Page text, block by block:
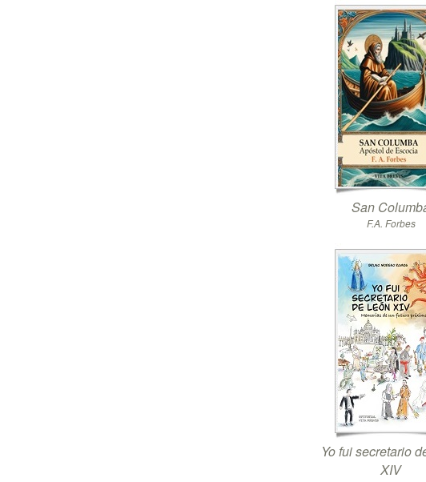
San
F.A. Forbes
Yo fui secretario
XIV